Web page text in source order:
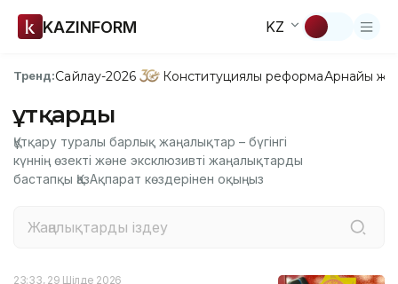
KAZINFORM KZ
Тренд:Сайлау-2026 Конституциялық реформаАрнайы
Құтқарды
Құтқару туралы барлық жаңалықтар – бүгінгі
күннің өзекті және эксклюзивті жаңалықтарды
бастапқы ҚазАқпарат көздерінен оқыңыз
23:33, 29 Шілде 2026